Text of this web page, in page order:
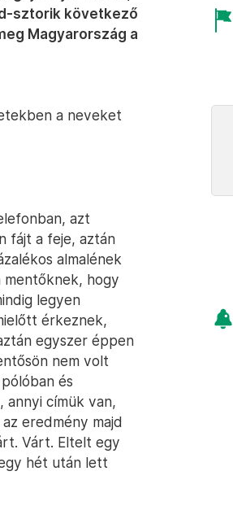
sztorik következő
Magyarország a
a neveket
azt
fájt a feje, aztán
almalének
mentőknek, hogy
legyen
érkeznek,
egyszer éppen
nem volt
és
címük van,
eredmény majd
Várt. Eltelt egy
hét után lett